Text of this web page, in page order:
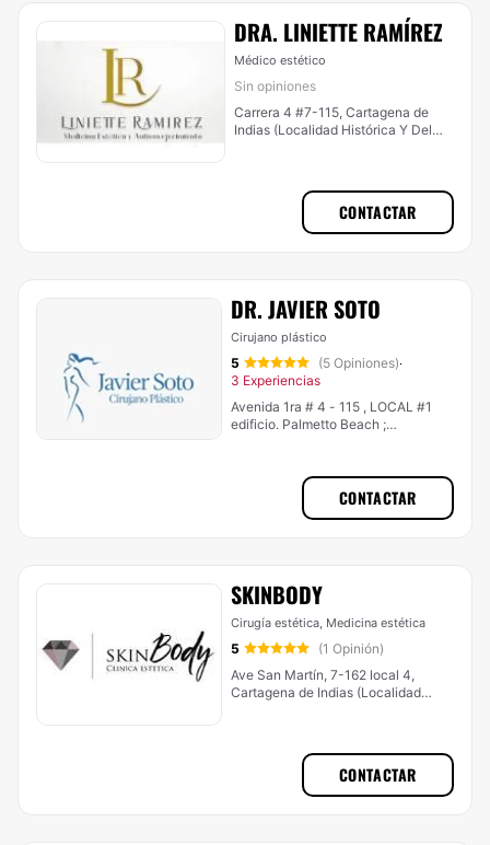
DRA. LINIETTE RAMÍREZ
Médico estético
Sin opiniones
Carrera 4 #7-115, Cartagena de
Indias (Localidad Histórica Y Del
CONTACTAR
DR. JAVIER SOTO
Cirujano plástico
5 (5 Opiniones)·
3 Experiencias
Avenida 1ra # 4 - 115 , LOCAL #1
edificio. Palmetto Beach ;
CONTACTAR
SKINBODY
Cirugía estética, Medicina estética
5
(1 Opinión)
Ave San Martín, 7-162 local 4,
Cartagena de Indias (Localidad
CONTACTAR